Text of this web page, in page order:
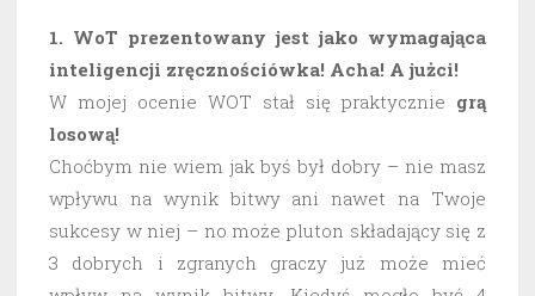
1. WoT prezentowany jest jako wymagająca
inteligencji zręcznościówka! Acha! A jużci!
W mojej ocenie WOT stał się praktycznie grą
losową!
Choćbym nie wiem jak byś był dobry – nie masz
wpływu na wynik bitwy ani nawet na Twoje
sukcesy w niej – no może pluton składający się z
3 dobrych i zgranych graczy już może mieć